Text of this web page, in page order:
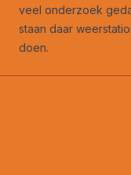
veel onderzoek
staan daar
doen.